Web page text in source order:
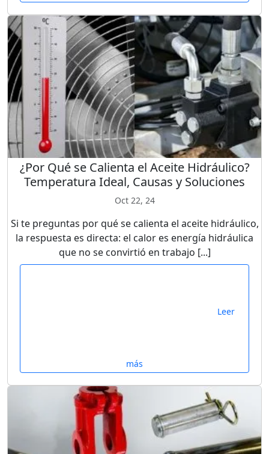
¿Por Qué se Calienta el Aceite Hidráulico?
Temperatura Ideal, Causas y Soluciones
Oct 22, 24
Si te preguntas por qué se calienta el aceite hidráulico,
la respuesta es directa: el calor es energía hidráulica
que no se convirtió en trabajo [...]
Leer
más